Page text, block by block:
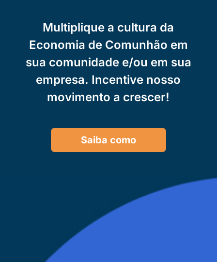
Multiplique a cultura da
Economia de Comunhão em
sua comunidade e/ou em sua
empresa. Incentive nosso
movimento a crescer!
Saiba como